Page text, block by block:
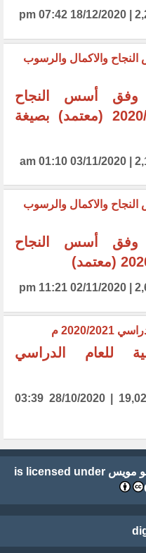
وفق أسس النجاح
والاكمال والرسوب 2020/2021 (معتمد) بصيغة
وفق أسس النجاح
للعام الدراسي
مشاهدات: 95,020 | تحميلات: 19,028 | 28/10/2020 03:39
مويس is licensed under